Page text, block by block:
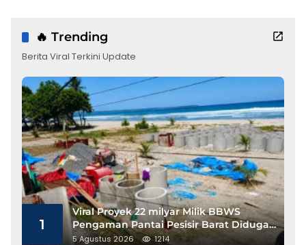
🔥 Trending
Berita Viral Terkini Update
1
Viral Proyek 22 milyar Milik BBWS
Pengaman Pantai Pesisir Barat Diduga
Gunakan Besi Banci
5 Agustus 2026 1214